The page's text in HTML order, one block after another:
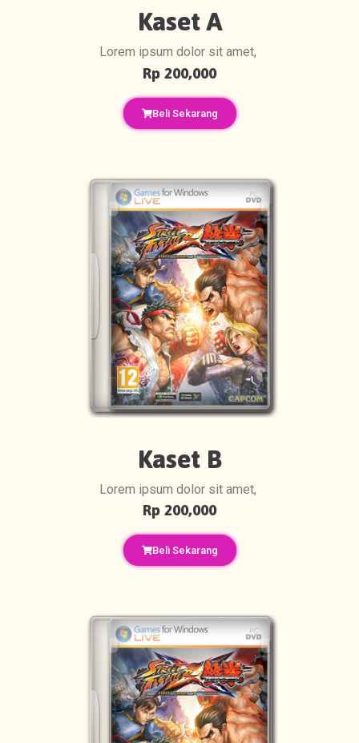
Kaset A
Lorem ipsum dolor sit amet,
Rp 200,000
Beli Sekarang
Kaset B
Lorem ipsum dolor sit amet,
Rp 200,000
Beli Sekarang